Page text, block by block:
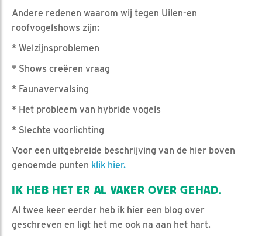
Andere redenen waarom wij tegen Uilen-en
roofvogelshows zijn:
* Welzijnsproblemen
* Shows creëren vraag
* Faunavervalsing
* Het probleem van hybride vogels
* Slechte voorlichting
Voor een uitgebreide beschrijving van de hier boven
genoemde punten klik hier.
IK HEB HET ER AL VAKER OVER GEHAD.
Al twee keer eerder heb ik hier een blog over
geschreven en ligt het me ook na aan het hart.